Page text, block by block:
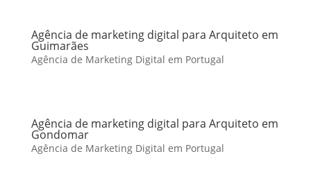
Agência de marketing digital para Arquiteto em
Guimarães
Agência de Marketing Digital em Portugal
Agência de marketing digital para Arquiteto em
Gondomar
Agência de Marketing Digital em Portugal